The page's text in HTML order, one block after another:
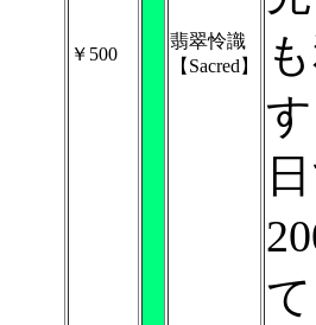
￥500
翡翠怜識
【Sacred】